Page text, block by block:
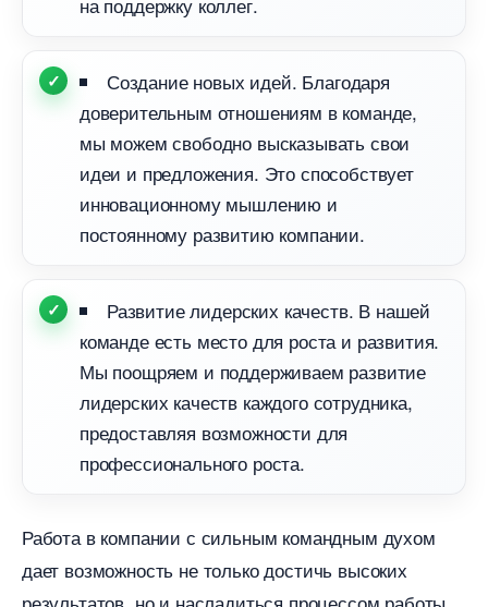
Создание новых идей. Благодаря
доверительным отношениям в команде,
мы можем свободно высказывать свои
идеи и предложения. Это способствует
инновационному мышлению и
постоянному развитию компании.
Развитие лидерских качеств. В нашей
команде есть место для роста и развития.
Мы поощряем и поддерживаем развитие
лидерских качеств каждого сотрудника,
предоставляя возможности для
профессионального роста.
Работа в компании с сильным командным духом
дает возможность не только достичь высоких